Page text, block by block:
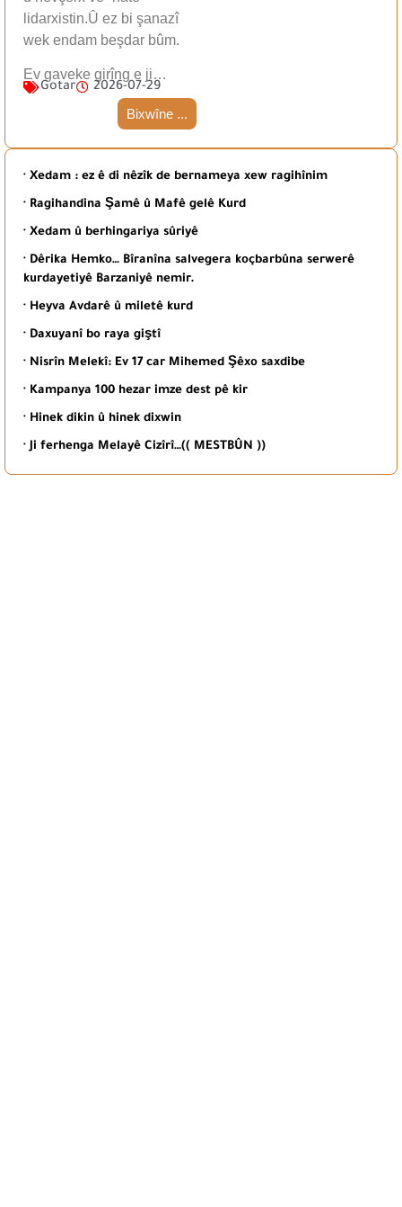
lidarxistin.Û ez bi şanazî
wek endam beşdar bûm.
Ev gaveke girîng e ji…
Gotar 2026-07-29
Bixwîne ...
· Xedam : ez ê di nêzîk de bernameya xew ragihînim
· Ragihandina Şamê û Mafê gelê Kurd
· Xedam û berhingariya sûriyê
· Dêrika Hemko… Bîranîna salvegera koçbarbûna serwerê
kurdayetiyê Barzaniyê nemir.
· Heyva Avdarê û miletê kurd
· Daxuyanî bo raya giştî
· Nisrîn Melekî: Ev 17 car Mihemed Şêxo saxdibe
· Kampanya 100 hezar imze dest pê kir
· Hinek dikin û hinek dixwin
· Ji ferhenga Melayê Cizîrî…(( MESTBÛN ))